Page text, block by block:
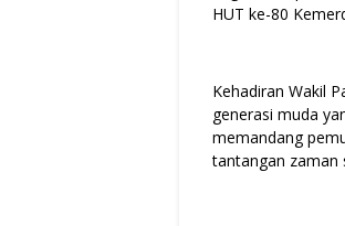
HUT ke-80
Kehadiran Wakil
generasi muda
memandang
tantangan zaman